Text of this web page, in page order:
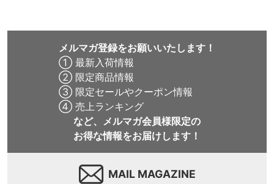
メルマガ登録をお願いいたします！
① 最新入荷情報
② 限定商品情報
③ 限定セールやクーポン情報
④ 売上ランキング
など、メルマガ会員様限定の
お得な情報をお届けします！
MAIL MAGAZINE